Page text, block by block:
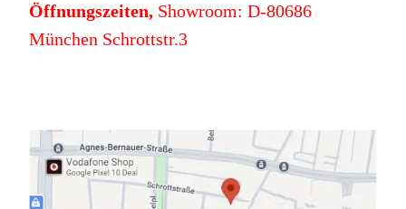
Öffnungszeiten,Showroom: D-80686
München Schrottstr.3